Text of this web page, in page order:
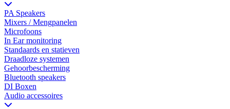
PA Speakers
Mixers / Mengpanelen
Microfoons
In Ear monitoring
Standaards en statieven
Draadloze systemen
Gehoorbescherming
Bluetooth speakers
DI Boxen
Audio accessoires